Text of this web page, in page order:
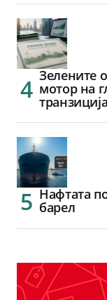
Зелените
мотор на
транзиција
Нафтата
барел